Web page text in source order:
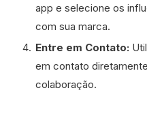
app e selecione os
com sua marca.
Entre em Contato:
em contato
colaboração.